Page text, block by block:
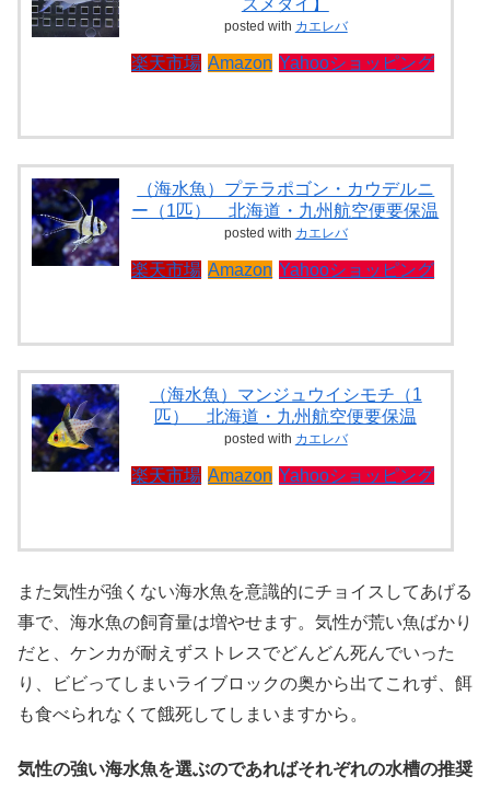
ズメダイ】
posted with カエレバ
楽天市場 Amazon Yahooショッピング
（海水魚）プテラポゴン・カウデルニ
ー（1匹） 北海道・九州航空便要保温
posted with カエレバ
楽天市場 Amazon Yahooショッピング
（海水魚）マンジュウイシモチ（1
匹） 北海道・九州航空便要保温
posted with カエレバ
楽天市場 Amazon Yahooショッピング
また気性が強くない海水魚を意識的にチョイスしてあげる
事で、海水魚の飼育量は増やせます。気性が荒い魚ばかり
だと、ケンカが耐えずストレスでどんどん死んでいった
り、ビビってしまいライブロックの奥から出てこれず、餌
も食べられなくて餓死してしまいますから。
気性の強い海水魚を選ぶのであればそれぞれの水槽の推奨